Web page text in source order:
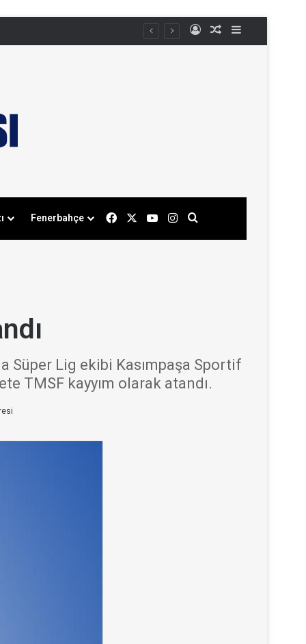
Kayıt OlRastgele Makale
Fenerbahçe FacebookYouTubeInstagram
Süper Lig ekibi Kasımpaşa Sportif
TMSF kayyım olarak atandı.